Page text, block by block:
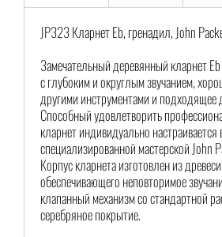
JP323 Кларнет Eb, гренадил, John
Замечательный деревянный кларнет
с глубоким и округлым звучанием,
другими инструментами и подходящее
Способный удовлетворить
кларнет индивидуально настраивается
специализированной мастерской John
Корпус кларнета изготовлен из
обеспечивающего неповторимое
клапанный механизм со стандартной
серебряное покрытие.